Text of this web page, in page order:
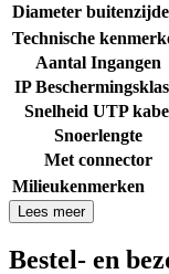
Diameter buitenzijde
Technische
Aantal Ingangen
IP
Snelheid UTP
Snoerlengte
Met connector
Milieukenmerken
Lees meer
Bestel- en